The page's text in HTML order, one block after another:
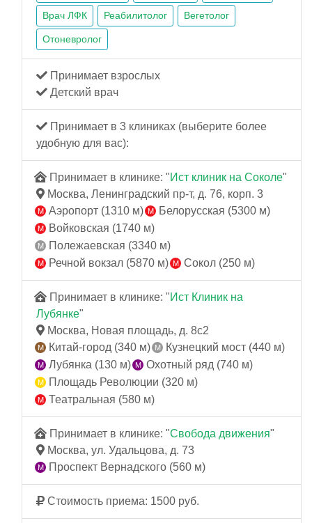
Врач ЛФК Реабилитолог Вегетолог
Отоневролог
Принимает взрослых
Детский врач
Принимает в 3 клиниках (выберите более
удобную для вас):
Принимает в клинике: "Ист клиник на Соколе"
Москва, Ленинградский пр-т, д. 76, корп. 3
Аэропорт (1310 м)
Белорусская (5300 м)
Войковская (1740 м)
Полежаевская (3340 м)
Речной вокзал (5870 м)
Сокол (250 м)
Принимает в клинике: "Ист Клиник на
Лубянке"
Москва, Новая площадь, д. 8с2
Китай-город (340 м)
Кузнецкий мост (440 м)
Лубянка (130 м)
Охотный ряд (740 м)
Площадь Революции (320 м)
Театральная (580 м)
Принимает в клинике: "Свобода движения"
Москва, ул. Удальцова, д. 73
Проспект Вернадского (560 м)
Стоимость приема: 1500 руб.